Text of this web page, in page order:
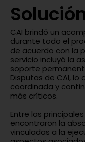
CAI brindó un
durante todo el
de acuerdo con la
servicio incluyó la
soporte
Disputas de CAI,
coordinada y
más críticos.
Entre las
encontraron la
vinculadas a la